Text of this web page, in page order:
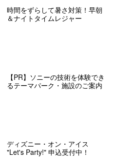
時間をずらして暑さ対策！早朝
＆ナイトタイムレジャー
【PR】ソニーの技術を体験でき
るテーマパーク・施設のご案内
ディズニー・オン・アイス
"Let's Party!" 申込受付中！